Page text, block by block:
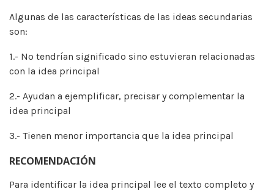
Algunas de las características de las ideas secundarias
son:
1.- No tendrían significado sino estuvieran relacionadas
con la idea principal
2.- Ayudan a ejemplificar, precisar y complementar la
idea principal
3.- Tienen menor importancia que la idea principal
RECOMENDACIÓN
Para identificar la idea principal lee el texto completo y